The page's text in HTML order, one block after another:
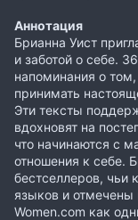
Аннотация
Брианна Уист
и заботой о себе.
напоминания о
принимать
Эти тексты
вдохновят на
что начинаются с
отношения к себе.
бестселлеров, чьи
языков и отмечены
Women.com как